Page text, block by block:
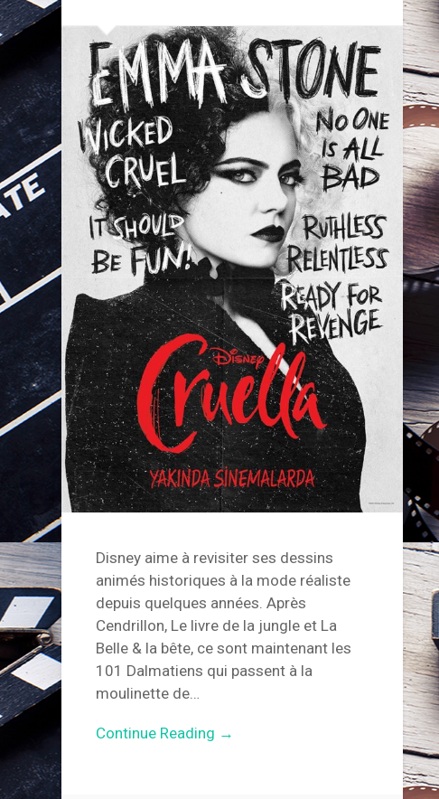
Disney aime à revisiter ses dessins
animés historiques à la mode réaliste
depuis quelques années. Après
Cendrillon, Le livre de la jungle et La
Belle & la bête, ce sont maintenant les
101 Dalmatiens qui passent à la
moulinette de…
Continue Reading →